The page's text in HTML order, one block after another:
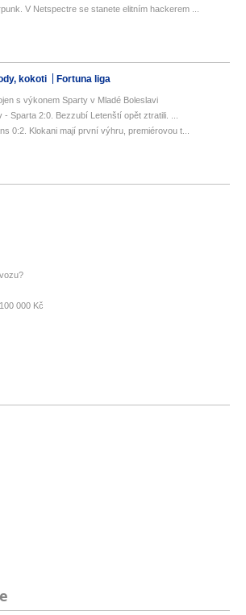
V Netspectre se stanete elitním hackerem ...
kokoti Fortuna liga
s výkonem Sparty v Mladé Boleslavi
- Sparta 2:0. Bezzubí Letenští opět ztratili. ...
0:2. Klokani mají první výhru, premiérovou t...
000 Kč